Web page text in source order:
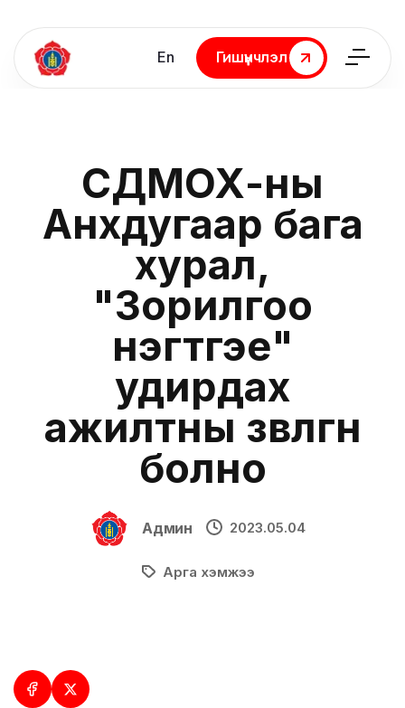
En
Гишүүнчлэл
Гишүүнчлэл
СДМОХ-ны
Анхдугаар бага
хурал,
"Зорилгоо
нэгтгэе"
удирдах
ажилтны зөвлөгөөн
болно
Админ 2023.05.04
Арга хэмжээ